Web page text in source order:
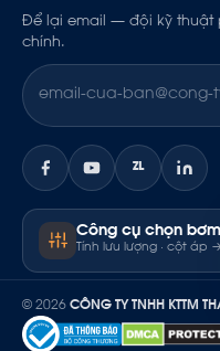
Để lại email — đội kỹ thuật
chính.
ZL
Công cụ chọn bơm
Tính lưu lượng · cột áp
© 2026 CÔNG TY TNHH KTTM